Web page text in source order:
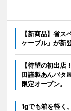
【新商品】省
ケーブル」が新
【待望の初出
田謹製あんバタ
限定オープン。
1gでも箱を軽く